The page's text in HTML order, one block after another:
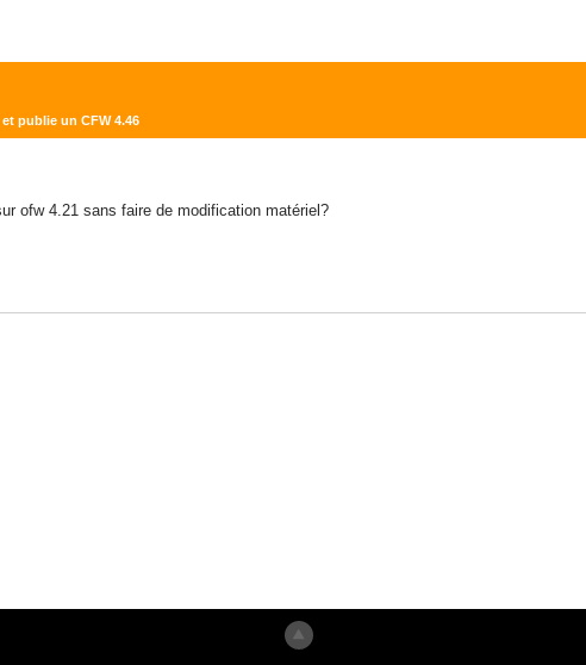
publie un CFW 4.46
ofw 4.21 sans faire de modification matériel?